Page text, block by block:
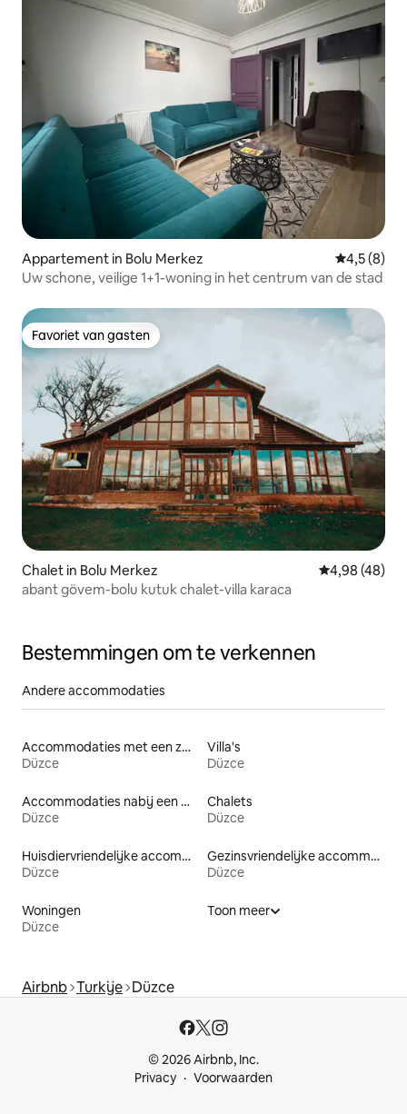
Appartement in Bolu Merkez
4,5 (8)
Uw schone, veilige 1+1-woning in het centrum van de stad
Favoriet van gasten
Favoriet van gasten
Chalet in Bolu Merkez Gemiddelde
4,98 (48)
abant gövem-bolu kutuk chalet-villa karaca
Bestemmingen om te verkennen
Andere accommodaties
Accommodaties met een zwembad
Düzce
Villa's
Düzce
Accommodaties nabij een meer
Düzce
Chalets
Düzce
Huisdiervriendelijke accommodaties
Düzce
Gezinsvriendelijke accommodaties
Düzce
Woningen
Düzce
Toon meer
Airbnb Turkije Düzce
© 2026 Airbnb, Inc.
Privacy
Voorwaarden